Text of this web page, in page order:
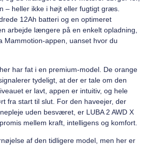
– heller ikke i højt eller fugtigt græs.
12Ah batteri og en optimeret
arbejde længere på en enkelt opladning,
Mammotion-appen, uanset hvor du
har fat i en premium-model. De orange
tydeligt, at der er tale om den
er lavt, appen er intuitiv, og hele
fra start til slut. For den haveejer, der
uden besværet, er LUBA 2 AWD X
mellem kraft, intelligens og komfort.
af den tidligere model, men her er